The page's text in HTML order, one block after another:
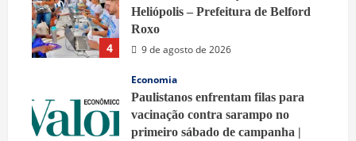
4
Heliópolis – Prefeitura de Belford
Roxo
9 de agosto de 2026
Economia
Paulistanos enfrentam filas para
vacinação contra sarampo no
primeiro sábado de campanha |